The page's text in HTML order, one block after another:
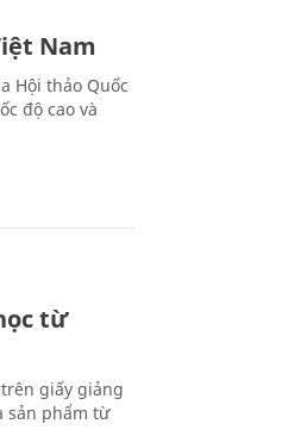
Nam
Hội thảo Quốc
độ cao và
từ
giấy giảng
sản phẩm từ